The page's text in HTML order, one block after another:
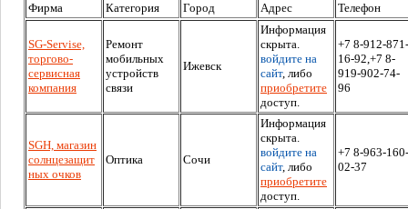
Фирма Категория Город Адрес Телефон
SG-Servise,
торгово-
сервисная
компания
Ремонт
мобильных
устройств
связи
Ижевск
Информация
скрыта.
войдите на
сайт, либо
приобретите
доступ.
+7 8-912-871-
16-92,+7 8-
919-902-74-
96
SGH, магазин
солнцезащит
ных очков
Оптика Сочи
Информация
скрыта.
войдите на
сайт, либо
приобретите
доступ.
+7 8-963-160-
02-37